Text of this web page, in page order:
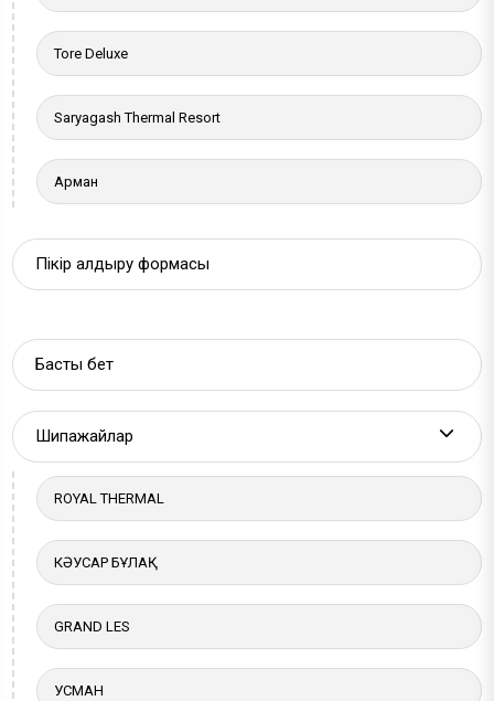
Tore Deluxe
Saryagash Thermal Resort
Арман
Пікір қалдыру формасы
Басты бет
Шипажайлар More
ROYAL THERMAL
КӘУСАР БҰЛАҚ
GRAND LES
УСМАН